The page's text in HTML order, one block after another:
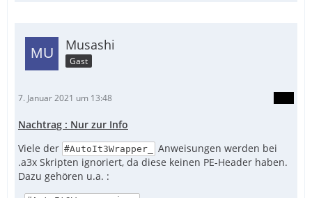
Musashi
Gast
7. Januar 2021 um 13:48
Nachtrag : Nur zur Info
Viele der #AutoIt3Wrapper_
Anweisungen werden bei
.a3x Skripten ignoriert, da diese keinen PE-Header haben.
Dazu gehören u.a. :